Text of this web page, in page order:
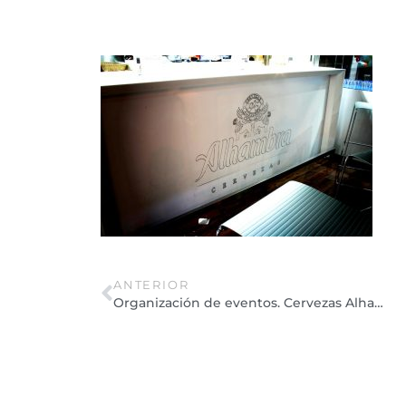
ANTERIOR
Organización de eventos. Cervezas Alhambra